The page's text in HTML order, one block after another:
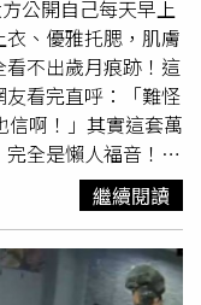
家而言，孩子彷彿
，能讓社會記住他
為大，為什麼不能
是一個代號。」夫
更不是消費悲劇，
勳的孩子，在校園裡
年司法、校園安全
。依照《兒少法》
或維護公共利益，
團體及媒體代表共同
公開自己每天早上
、優雅托腮，肌膚
不出歲月痕跡！這
看完直呼：「難怪
啊！」其實這套萬
全是懶人福音！志
燒罐，前一天晚上
接著加入大勺的奇
果飲或SoyMilk豆
完全不額外加精製
天然甜味，3分鐘就
繼續閱讀